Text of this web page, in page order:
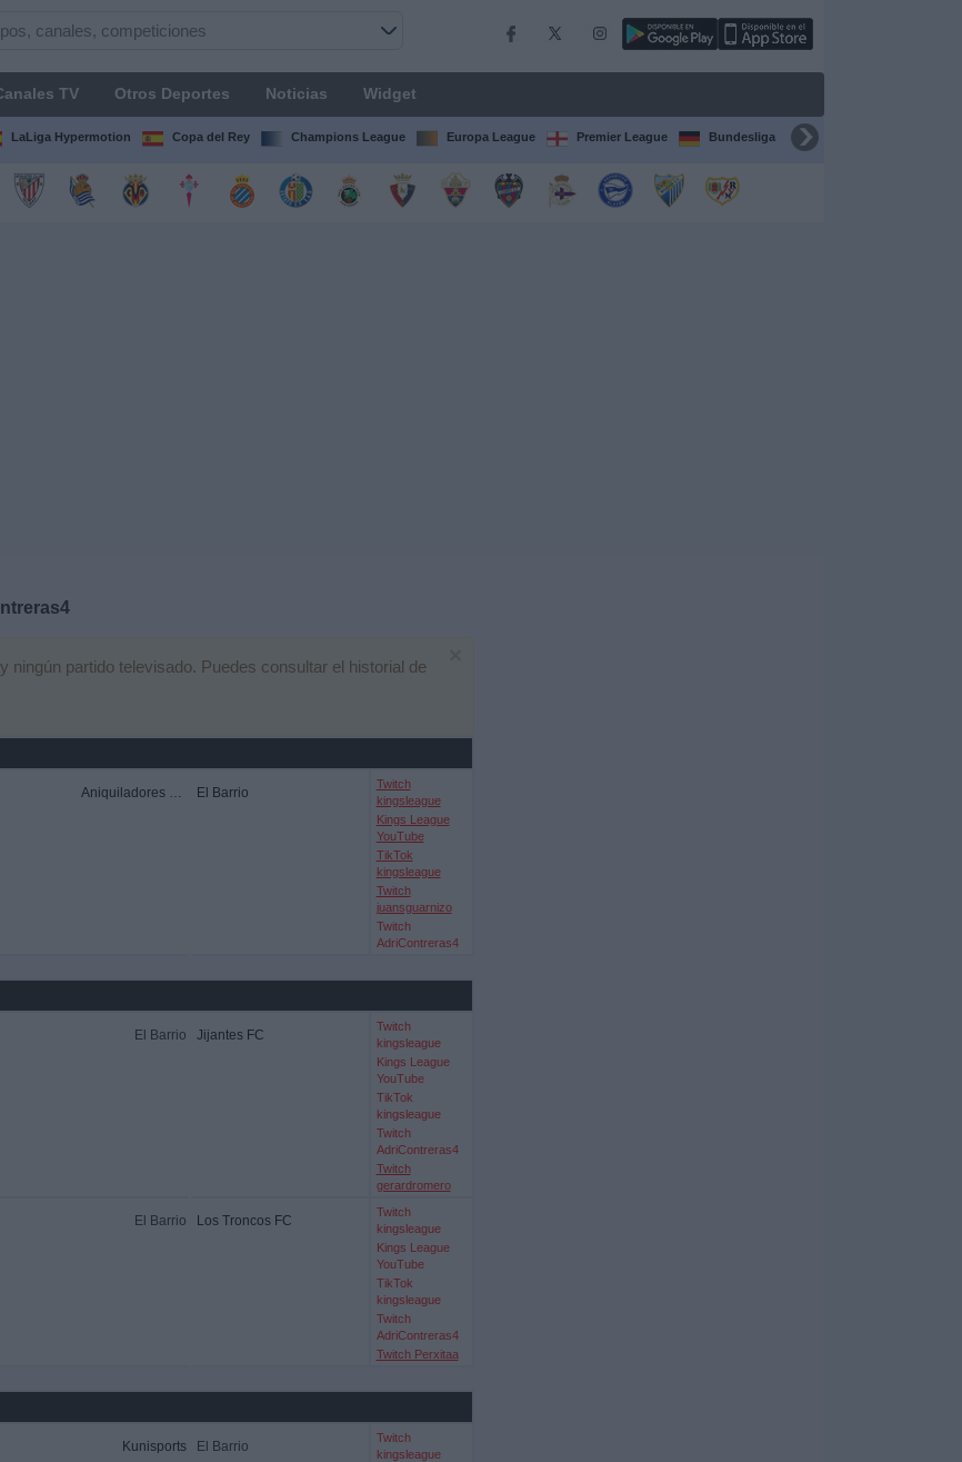
TV Otros Deportes Noticias Widget
LaLiga Hypermotion Copa del Rey Champions League Europa League Premier League Bundesliga Supercopa de España
ningún partido televisado. Puedes consultar el historial de
Aniquiladores FC El Barrio
Twitch
kingsleague
Kings League
YouTube
TikTok
kingsleague
Twitch
juansguarnizo
Twitch
AdriContreras4
El Barrio Jijantes FC
Twitch
kingsleague
Kings League
YouTube
TikTok
kingsleague
Twitch
AdriContreras4
Twitch
gerardromero
El Barrio Los Troncos FC
Twitch
kingsleague
Kings League
YouTube
TikTok
kingsleague
Twitch
AdriContreras4
Twitch Perxitaa
Kunisports El Barrio
Twitch
kingsleague